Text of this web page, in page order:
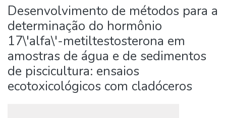
Statistics
Desenvolvimento de métodos para a
determinação do hormônio
17\'alfa\'-metiltestosterona em
amostras de água e de sedimentos
de piscicultura: ensaios
ecotoxicológicos com cladóceros